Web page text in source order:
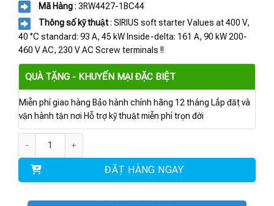
là:
41.520.000 VNĐ.
là:
25.150.000 VNĐ.
Mã Hàng: 3RW4427-1BC44
Thông số kỹ thuật: SIRIUS soft starter Values at 400 V,
40 °C standard: 93 A, 45 kW Inside-delta: 161 A, 90 kW 200-
460 V AC, 230 V AC Screw terminals !!
QUÀ TẶNG - KHUYẾN MẠI ĐẶC BIỆT
Miễn phí giao hàng Bảo hành chính hãng 12 tháng Lắp đặt và
vận hành tận nơi Hỗ trợ kỹ thuật miễn phí trọn đời
ĐẶT HÀNG NGAY